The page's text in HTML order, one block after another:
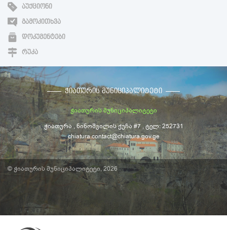
ᲐᲣᲥᲪᲘᲝᲜᲘ
ᲒᲐᲛᲝᲙᲘᲗᲮᲕᲐ
ᲓᲝᲙᲣᲛᲔᲜᲢᲔᲑᲘ
ᲠᲣᲙᲐ
ᲭᲘᲐᲗᲣᲠᲘᲡ ᲛᲣᲜᲘᲪᲘᲞᲐᲚᲘᲢᲔᲢᲘ
ჭიათურის მუნიციპალიტეტი
ჭიათურა , ნინოშვილის ქუჩა #7 , ტელ: 252731
chiatura.contact@chiatura.gov.ge
© ჭიათურის მუნიციპალიტეტი, 2026